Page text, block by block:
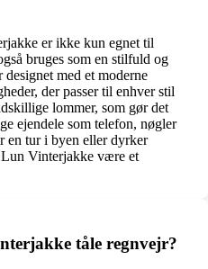
er ikke kun egnet til
bruges som en stilfuld og
med et moderne
der passer til enhver stil
lommer, som gør det
ejendele som telefon, nøgler
en tur i byen eller dyrker
Vinterjakke være et
tåle regnvejr?